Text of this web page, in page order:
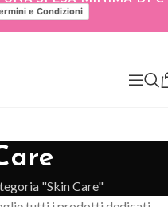
e Condizioni
"Skin Care"